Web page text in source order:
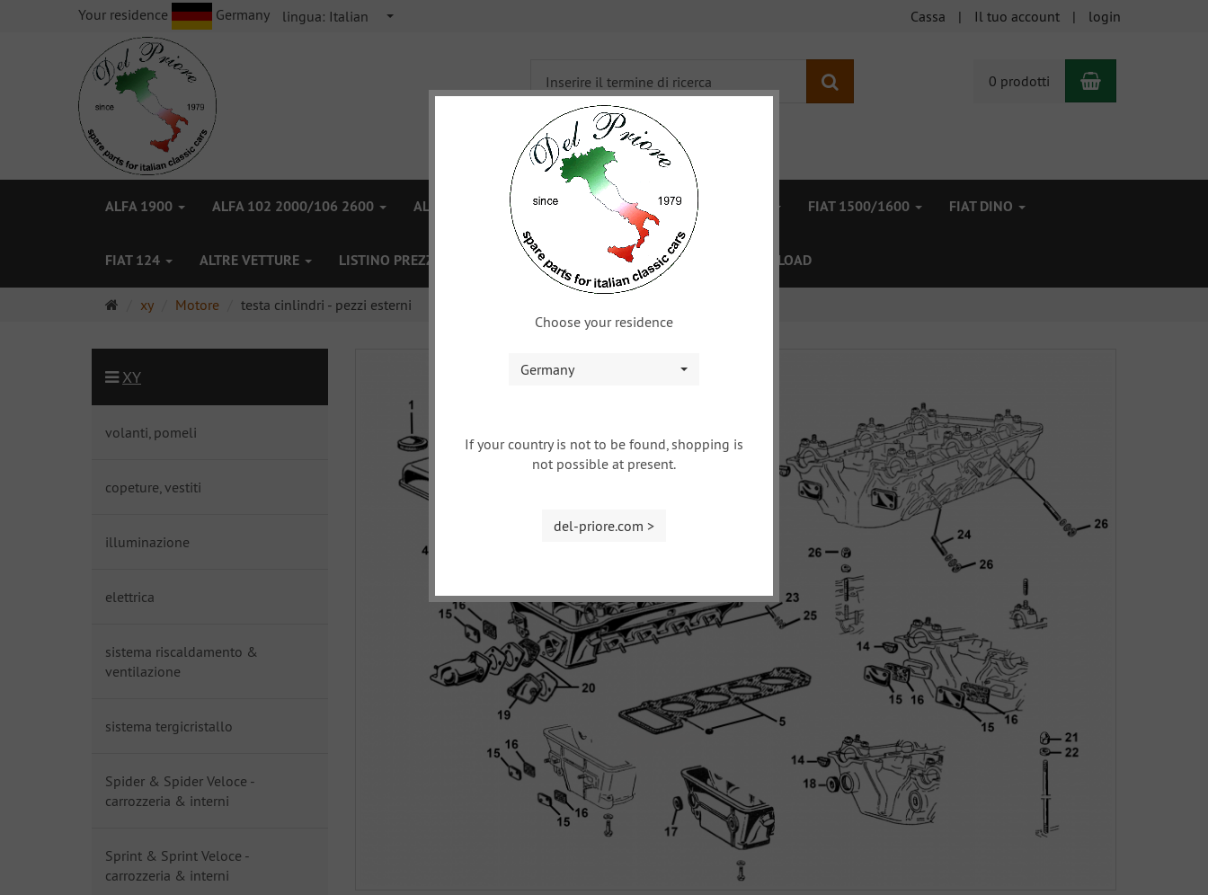
Your residence Germany lingua: Italian Cassa Il tuo account login
0 prodotti Carrello
ALFA 1900 ALFA 102 2000/106 2600 ALFA 750/101 ALFA 105/115 FIAT TOPOLINO FIAT 1500/1600 FIAT DINO
FIAT 124 ALTRE VETTURE LISTINO PREZZI OFFERTE SPECIALI BUONO XY DOWNLOAD
Pagina
xy Motore testa cinlindri - pezzi esterni
XY
volanti, pomeli
copeture, vestiti
illuminazione
elettrica
sistema riscaldamento &
ventilazione
sistema tergicristallo
Spider & Spider Veloce -
carrozzeria & interni
Sprint & Sprint Veloce -
carrozzeria & interni
Choose your residence
Germany
If your country is not to be found, shopping is
not possible at present.
del-priore.com >